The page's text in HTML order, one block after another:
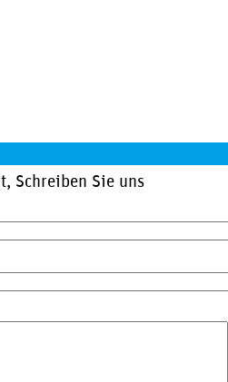
Schreiben Sie uns